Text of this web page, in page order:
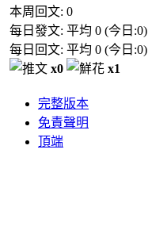
本周回文: 0
每日發文: 平均 0 (今日:0)
每日回文: 平均 0 (今日:0)
x0
x1
完整版本
免責聲明
頂端